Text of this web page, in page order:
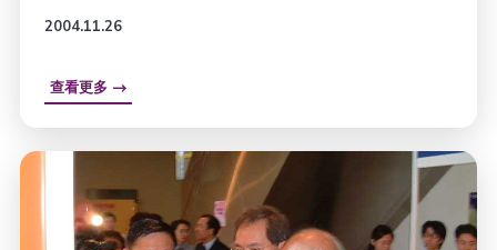
2004.11.26
查看更多